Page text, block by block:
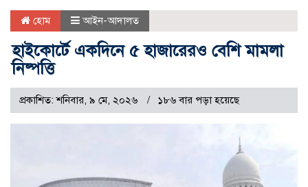
হোম আইন-আদালত
হাইকোর্টে একদিনে ৫ হাজারেরও বেশি মামলা
নিষ্পত্তি
প্রকাশিত: শনিবার, ৯ মে, ২০২৬ ১৮৬ বার পড়া হয়েছে